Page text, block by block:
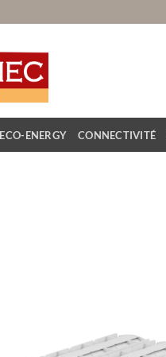
ENERGY CONNECTIVITÉ